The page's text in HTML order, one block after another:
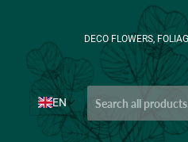
DECO FLOWERS,
EN